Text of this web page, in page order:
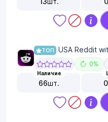
ТОП USA Reddit
0%
Наличие
66шт.